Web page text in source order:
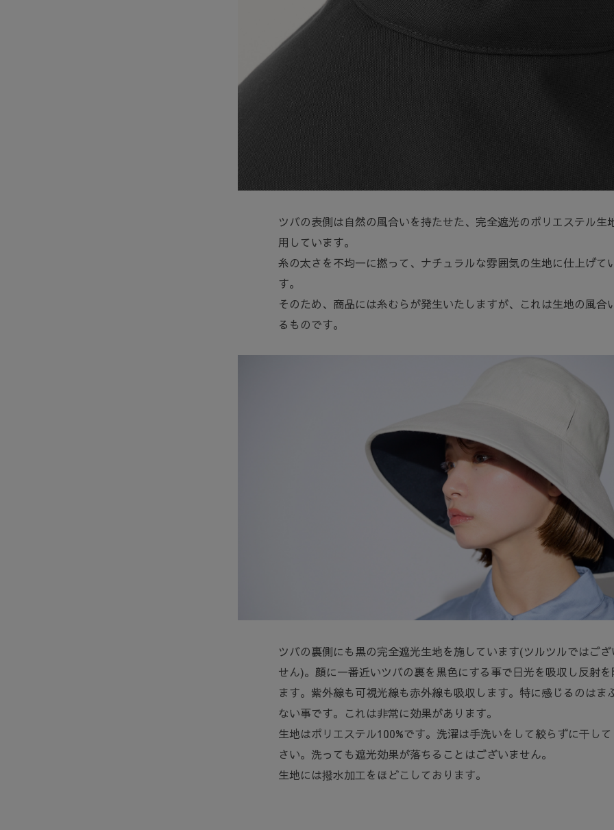
ツバの表側は自然の風合いを持たせた、完全遮光のポリエステル生
用しています。
糸の太さを不均一に撚って、ナチュラルな雰囲気の生地に仕上げて
す。
そのため、商品には糸むらが発生いたしますが、これは生地の風合
るものです。
ツバの裏側にも黒の完全遮光生地を施しています(ツルツルではござ
せん)。顔に一番近いツバの裏を黒色にする事で日光を吸収し反射を
ます。紫外線も可視光線も赤外線も吸収します。特に感じるのはま
ない事です。これは非常に効果があります。
生地はポリエステル100%です。洗濯は手洗いをして絞らずに干し
さい。洗っても遮光効果が落ちることはございません。
生地には撥水加工をほどこしております。